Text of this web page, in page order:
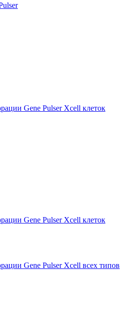
Gene Pulser Xcell клеток
Gene Pulser Xcell клеток
Gene Pulser Xcell всех типов